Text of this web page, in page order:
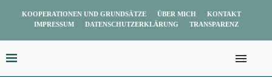
KOOPERATIONEN UND GRUNDSÄTZE ÜBER MICH
KONTAKT
IMPRESSUM
DATENSCHUTZERKLÄRUNG TRANSPARENZ